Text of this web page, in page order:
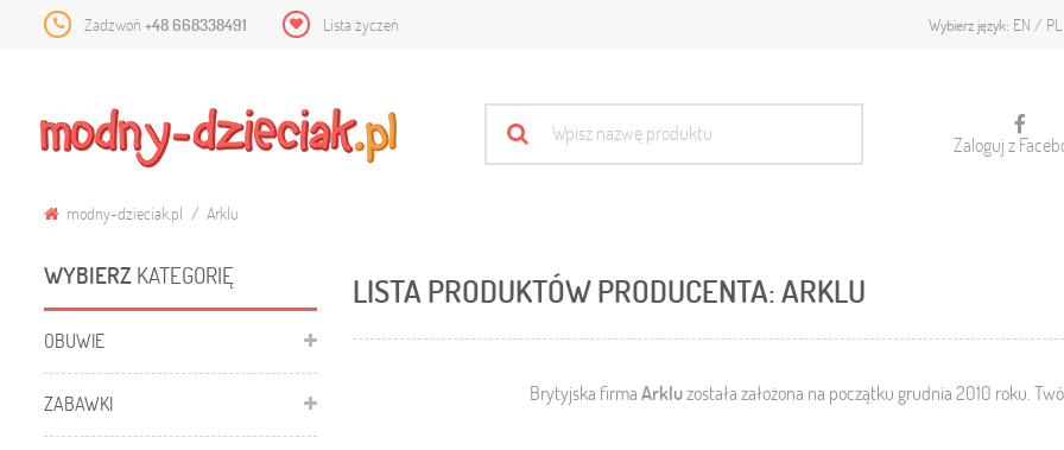
Zadzwoń +48 668338491 Lista życzeń Wybierz język: EN PL
Zaloguj z
modny-dzieciak.pl Arklu
WYBIERZ KATEGORIĘ
OBUWIE
ZABAWKI
LISTA PRODUKTÓW PRODUCENTA: ARKLU
Brytyjska firmaArkluzostała założona na początku grudnia 2010 roku.